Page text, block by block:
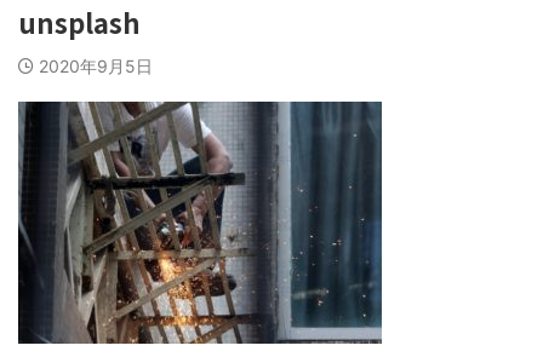
unsplash
2020年9月5日